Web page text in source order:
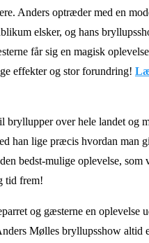
Anders optræder med en
elsker, og hans
får sig en magisk
effekter og stor forundring!
bryllupper over hele landet og
han lige præcis hvordan man
bedst-mulige oplevelse, som
tid frem!
og gæsterne en oplevelse
Mølles bryllupsshow altid